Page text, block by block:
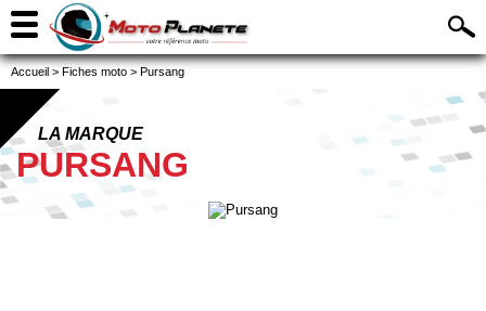
Accueil > Fiches moto > Pursang
LA MARQUE
PURSANG